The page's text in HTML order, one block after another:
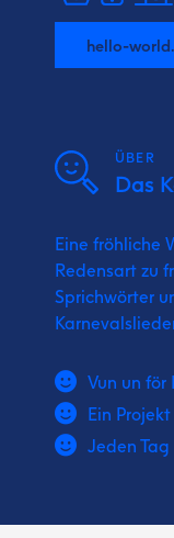
hello-
ÜBER
Das
Eine fröhliche
Redensart zu
Sprichwörter
Vun un för
Ein
Jeden